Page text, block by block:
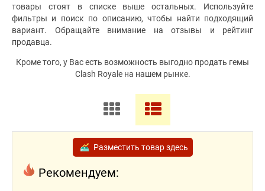
товары стоят в списке выше остальных. Используйте
фильтры и поиск по описанию, чтобы найти подходящий
вариант. Обращайте внимание на отзывы и рейтинг
продавца.
Кроме того, у Вас есть возможность выгодно продать гемы
Clash Royale на нашем рынке.
Разместить товар здесь
Рекомендуем: